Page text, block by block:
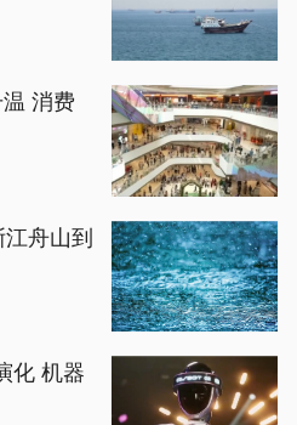
消费
江舟山到
化 机器